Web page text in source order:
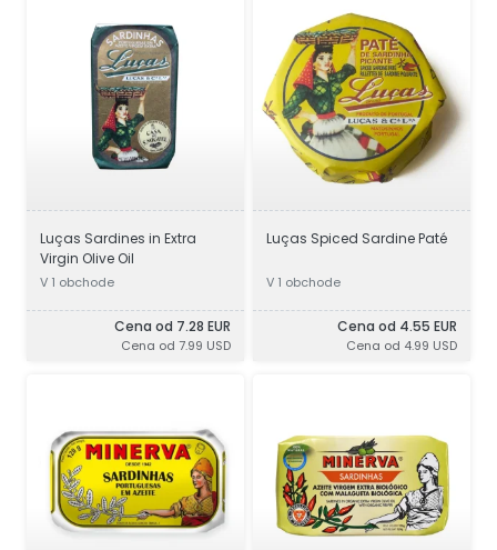
Luças Sardines in Extra
Virgin Olive Oil
V 1 obchode
Cena od 7.28 EUR
Cena od 7.99 USD
Luças Spiced Sardine Paté
V 1 obchode
Cena od 4.55 EUR
Cena od 4.99 USD